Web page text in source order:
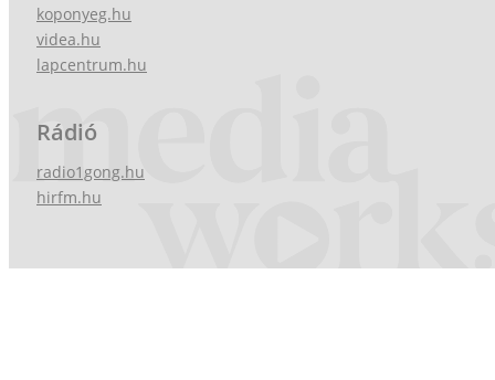
koponyeg.hu
videa.hu
lapcentrum.hu
Rádió
radio1gong.hu
hirfm.hu